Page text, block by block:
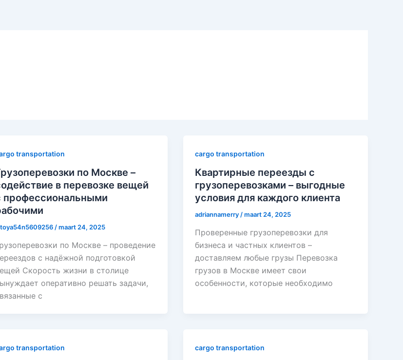
transportation
по Москве –
в перевозке вещей
профессиональными
/maart 24, 2025
по Москве – проведение
с надёжной подготовкой
Скорость жизни в столице
оперативно решать задачи,
с
cargo transportation
Квартирные переезды с
грузоперевозками – выгодные
условия для каждого клиента
adriannamerry /maart 24, 2025
Проверенные грузоперевозки для
бизнеса и частных клиентов –
доставляем любые грузы Перевозка
грузов в Москве имеет свои
особенности, которые необходимо
transportation cargo transportation